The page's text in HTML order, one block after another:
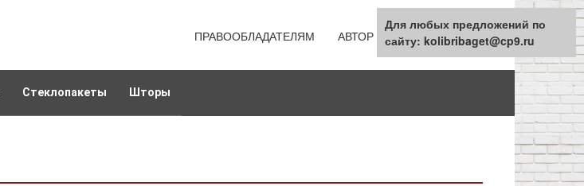
ПРАВООБЛАДАТЕЛЯМ АВТОР КАРТА САЙТА
Стеклопакеты Шторы
Для любых предложений по
сайту: kolibribaget@cp9.ru